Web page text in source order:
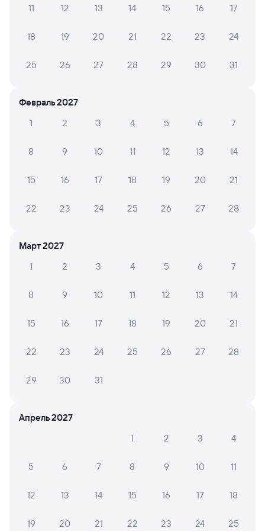
ЖД билеты Кипелово
Мы используем cookies для более удобной работы
11 12 13 14 15 16 17
18 19 20 21 22 23 24
25 26 27 28 29 30 31
Февраль 2027
1
2 3 4 5 6 7
8 9 10 11 12 13 14
15 16 17 18 19 20 21
22 23 24 25 26 27 28
Март 2027
1
2 3 4 5 6 7
8 9 10 11 12 13 14
15 16 17 18 19 20 21
22 23 24 25 26 27 28
29 30 31
Апрель 2027
1
2 3 4
5 6 7 8 9 10 11
12 13 14 15 16 17 18
19 20 21 22 23 24 25